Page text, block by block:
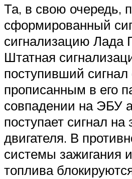
Та, в свою очередь,
сформированный
сигнализацию Лада
Штатная
поступивший сигнал
прописанным в его
совпадении на ЭБУ
поступает сигнал на
двигателя. В
системы зажигания
топлива